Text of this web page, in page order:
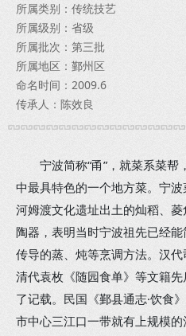
所属类别：传统技艺
所属级别：省级
所属批次：第三批
所属地区：鄞州区
命名时间：2009.6
传承人：陈效良
宁波简称“甬”，就菜系菜帮
中最具特色的一个地方菜。宁
河姆渡文化遗址出土的灿稻、
陶器，表明当时宁波祖先已经
传导的蒸、炖等烹调方法。汉代
清代袁枚《随园食单》等文籍
了记载。民国《鄞县通志·饮食
市中心三江口一带就有上规模的